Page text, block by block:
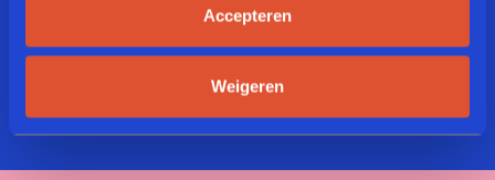
Accepteren
Weigeren